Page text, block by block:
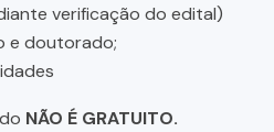
verificação do edital)
e doutorado;
NÃO É GRATUITO.